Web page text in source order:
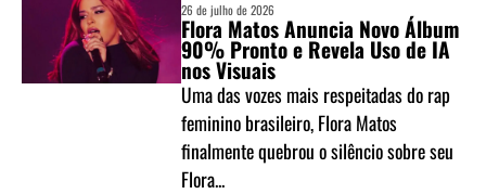
26 de julho de 2026
Flora Matos Anuncia Novo Álbum
90% Pronto e Revela Uso de IA
nos Visuais
Uma das vozes mais respeitadas do rap
feminino brasileiro, Flora Matos
finalmente quebrou o silêncio sobre seu
Flora...